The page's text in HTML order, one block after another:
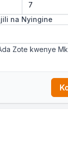
na Nyingine
Zote kwenye